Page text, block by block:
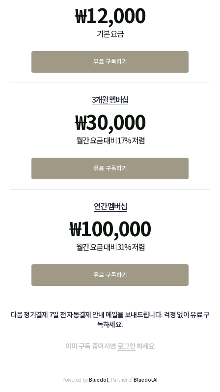
₩12,000
기본 요금
유료 구독하기
3개월 멤버십
₩30,000
월간 요금 대비 17% 저렴
유료 구독하기
연간 멤버십
₩100,000
월간 요금 대비 31% 저렴
유료 구독하기
다음 정기결제 7일 전 자동결제 안내 메일을 보내드립니다. 걱정 없이 유료 구
독하세요.
이미 구독 중이시면 로그인하세요
Powered byBluedot, Partner ofBluedotAI